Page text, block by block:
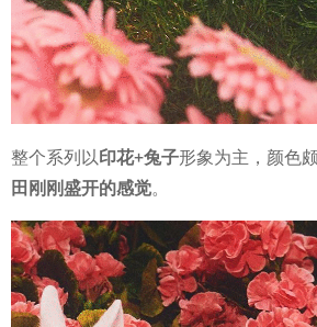
整个系列以印花+兔子形象为主，颜色
田刚刚盛开的感觉。